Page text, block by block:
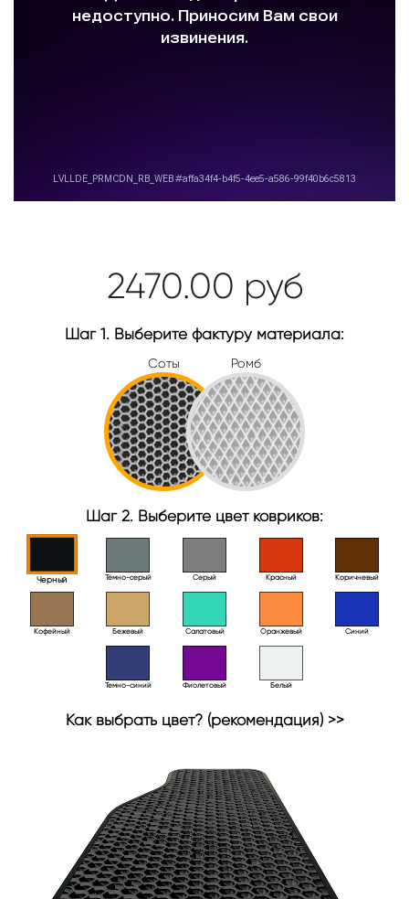
2470.00 руб
Шаг 1. Выберите фактуру материала:
Соты Ромб
Шаг 2. Выберите цвет ковриков:
Черный Тёмно-серый Серый Красный Коричневый
Кофейный Бежевый Салатовый Оранжевый Синий
Темно-синий Фиолетовый Белый
Как выбрать цвет? (рекомендация) >>